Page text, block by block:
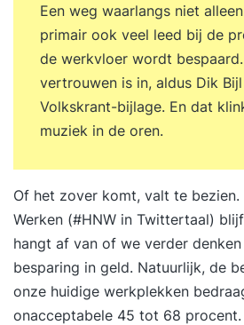
Een weg waarlangs niet
primair ook veel leed bij de
de werkvloer wordt
vertrouwen is in, aldus Dik
Volkskrant-bijlage. En dat
muziek in de oren.
Of het zover komt, valt te bezien.
Werken (#HNW in Twittertaal)
hangt af van of we verder
besparing in geld. Natuurlijk, de
onze huidige werkplekken
onacceptabele 45 tot 68 procent.